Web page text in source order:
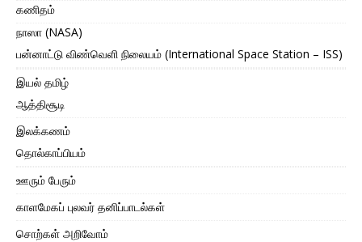
கணிதம்
நாஸா (NASA)
பன்னாட்டு விண்வெளி நிலையம் (International Space Station – ISS)
இயல் தமிழ்
ஆத்திசூடி
இலக்கணம்
தொல்காப்பியம்
ஊரும் பேரும்
காளமேகப் புலவர் தனிப்பாடல்கள்
சொற்கள் அறிவோம்